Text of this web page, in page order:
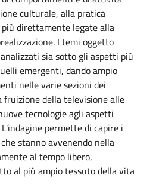
culturale, alla pratica
direttamente legate alla
I temi oggetto
sia sotto gli aspetti più
emergenti, dando ampio
nelle varie sezioni dei
fruizione della televisione alle
tecnologie agli aspetti
permette di capire i
stanno avvenendo nella
al tempo libero,
al più ampio tessuto della vita